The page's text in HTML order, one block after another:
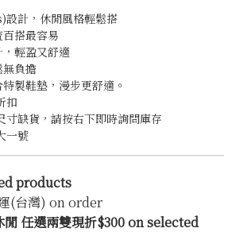
計，休閒風格輕鬆搭
搭最容易
輕盈又舒適
負擔
製鞋墊，漫步更舒適。
扣
缺貨，請按右下即時詢問庫存
一號
products
(台灣) on order
閒 任選兩雙現折$300 on selected